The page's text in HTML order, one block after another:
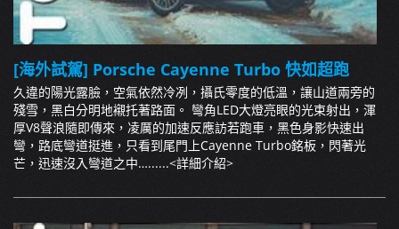
[海外試駕] Porsche Cayenne Turbo 快如超跑
久違的陽光露臉，空氣依然冷冽，攝氏零度的低溫，讓山道兩旁的
殘雪，黑白分明地襯托著路面。 彎角LED大燈亮眼的光束射出，渾
厚V8聲浪隨即傳來，凌厲的加速反應訪若跑車，黑色身影快速出
彎，路底彎道挺進，只看到尾門上Cayenne Turbo銘板，閃著光
芒，迅速沒入彎道之中…......<詳細介紹>